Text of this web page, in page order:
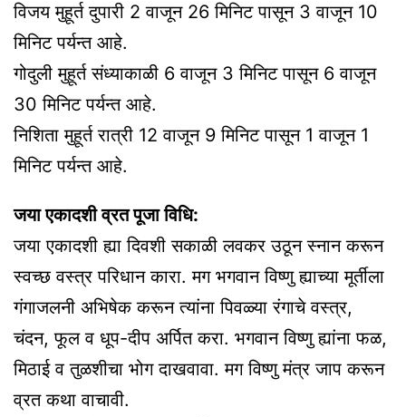
विजय मुहूर्त दुपारी 2 वाजून 26 मिनिट पासून 3 वाजून 10
मिनिट पर्यन्त आहे.
गोदुली मुहूर्त संध्याकाळी 6 वाजून 3 मिनिट पासून 6 वाजून
30 मिनिट पर्यन्त आहे.
निशिता मुहूर्त रात्री 12 वाजून 9 मिनिट पासून 1 वाजून 1
मिनिट पर्यन्त आहे.
जया एकादशी व्रत पूजा विधि:
जया एकादशी ह्या दिवशी सकाळी लवकर उठून स्नान करून
स्वच्छ वस्त्र परिधान कारा. मग भगवान विष्णु ह्याच्या मूर्तीला
गंगाजलनी अभिषेक करून त्यांना पिवळ्या रंगाचे वस्त्र,
चंदन, फूल व धूप-दीप अर्पित करा. भगवान विष्णु ह्यांना फळ,
मिठाई व तुळशीचा भोग दाखवावा. मग विष्णु मंत्र जाप करून
व्रत कथा वाचावी.